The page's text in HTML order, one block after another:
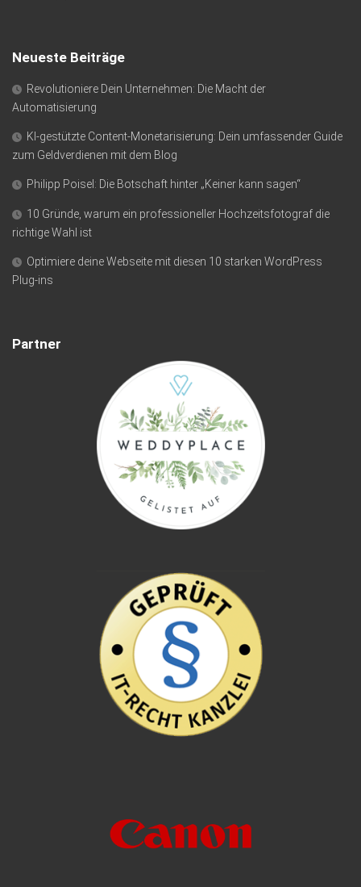
Neueste Beiträge
Revolutioniere Dein Unternehmen: Die Macht der
Automatisierung
KI-gestützte Content-Monetarisierung: Dein umfassender Guide
zum Geldverdienen mit dem Blog
Philipp Poisel: Die Botschaft hinter „Keiner kann sagen“
10 Gründe, warum ein professioneller Hochzeitsfotograf die
richtige Wahl ist
Optimiere deine Webseite mit diesen 10 starken WordPress
Plug-ins
Partner